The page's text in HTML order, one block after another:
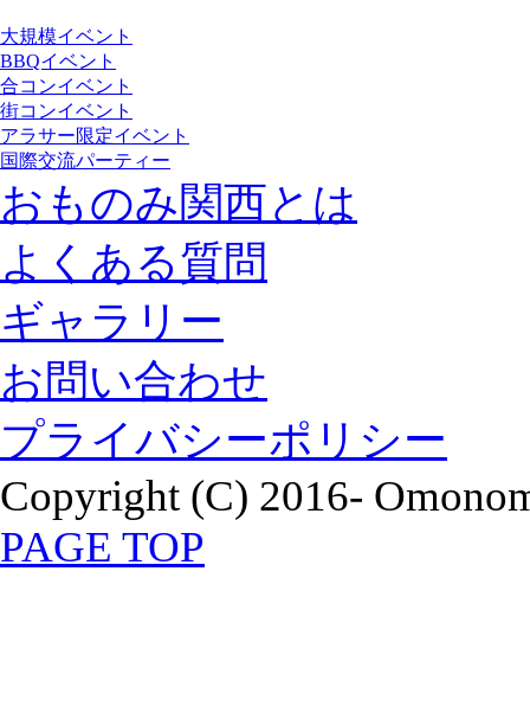
大規模イベント
BBQイベント
合コンイベント
街コンイベント
アラサー限定イベント
国際交流パーティー
おものみ関西とは
よくある質問
ギャラリー
お問い合わせ
プライバシーポリシー
Copyright (C) 2016-
PAGE TOP